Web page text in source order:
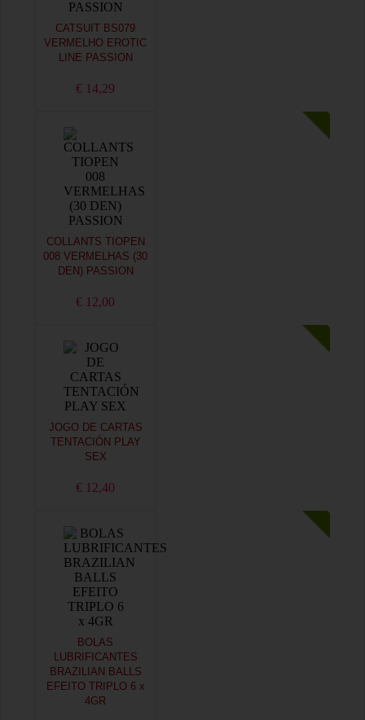
CATSUIT BS079
VERMELHO EROTIC
LINE PASSION
€ 14,29
COLLANTS TIOPEN
008 VERMELHAS (30
DEN) PASSION
€ 12,00
JOGO DE CARTAS
TENTACIÓN PLAY
SEX
€ 12,40
BOLAS
LUBRIFICANTES
BRAZILIAN BALLS
EFEITO TRIPLO 6 x
4GR